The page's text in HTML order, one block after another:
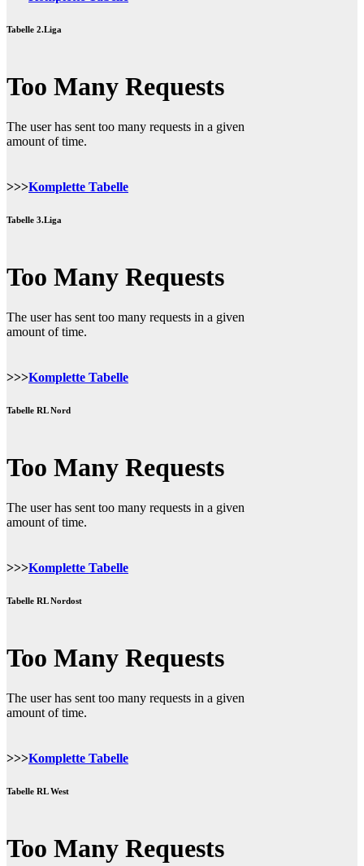
Tabelle 2.Liga
>>>Komplette Tabelle
Tabelle 3.Liga
>>>Komplette Tabelle
Tabelle RL Nord
>>>Komplette Tabelle
Tabelle RL Nordost
>>>Komplette Tabelle
Tabelle RL West